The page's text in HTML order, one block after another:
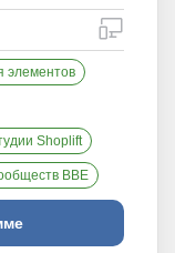
элементов
Shoplift
BBE